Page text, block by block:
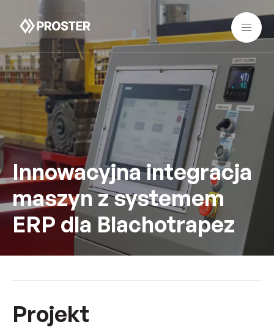
Innowacyjna integracja
maszyn z systemem
ERP dla Blachotrapez
Projekt